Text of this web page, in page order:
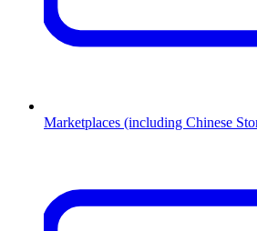
Marketplaces (including Chinese